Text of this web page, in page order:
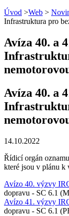
Úvod >Web >
Infrastruktura pro
Avíza 40. a
Avíza 40. a
14.10.2022
Řídicí orgán
které jsou v plánu k
Avízo 40. výzvy
dopravu - SC 6.1
Avízo 41. výzvy
dopravu - SC 6.1